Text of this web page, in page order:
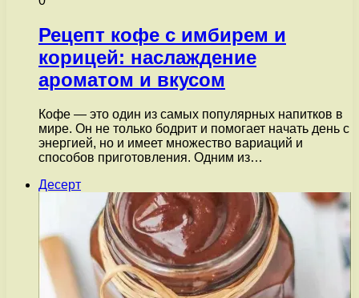
Рецепт кофе с имбирем и
корицей: наслаждение
ароматом и вкусом
Кофе — это один из самых популярных напитков в
мире. Он не только бодрит и помогает начать день с
энергией, но и имеет множество вариаций и
способов приготовления. Одним из…
Десерт